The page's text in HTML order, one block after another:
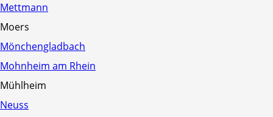
Windschutz Gastronomie
System
Mettmann
Moers
Mönchengladbach
Mohnheim am Rhein
Mühlheim
Neuss